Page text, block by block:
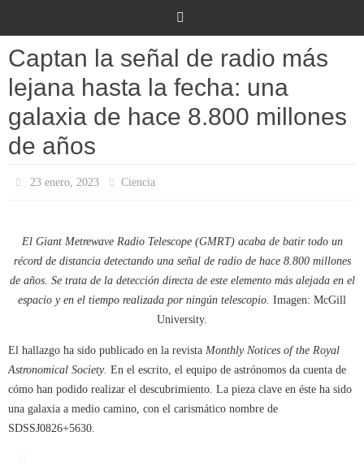
contenido
Captan la señal de radio más
lejana hasta la fecha: una
galaxia de hace 8.800 millones
de años
23 enero, 2023 Ciencia
El Giant Metrewave Radio Telescope (GMRT) acaba de batir todo un
récord de distancia detectando una señal de radio de hace 8.800 millones
de años. Se trata de la detección directa de este elemento más alejada en el
espacio y en el tiempo realizada por ningún telescopio. Imagen: McGill
University.
El hallazgo ha sido publicado en la revista Monthly Notices of the Royal
Astronomical Society. En el escrito, el equipo de astrónomos da cuenta de
cómo han podido realizar el descubrimiento. La pieza clave en éste ha sido
una galaxia a medio camino, con el carismático nombre de
SDSSJ0826+5630.